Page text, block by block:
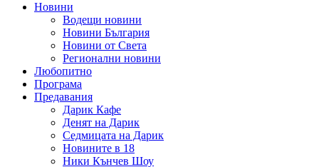
Новини
Водещи новини
Новини България
Новини от Света
Регионални новини
Любопитно
Програма
Предавания
Дарик Кафе
Денят на Дарик
Седмицата на Дарик
Новините в 18
Ники Кънчев Шоу